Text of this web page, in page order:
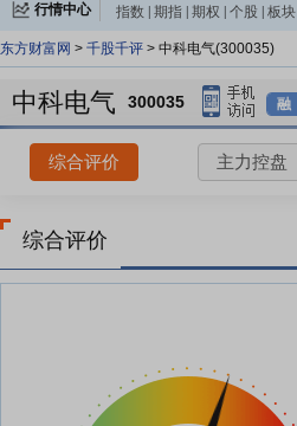
行情中心 指数 期指 期权 个股 板块
东方财富网 > 千股千评 > 中科电气(300035)
中科电气 300035 融
综合评价 主力控盘
综合评价